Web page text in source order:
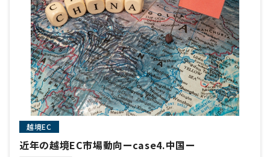
越境EC
近年の越境EC市場動向ーcase4.中国ー